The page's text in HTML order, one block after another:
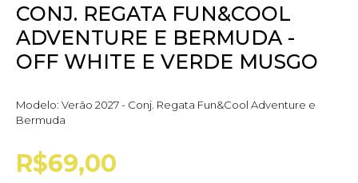
CONJ. REGATA FUN&COOL
ADVENTURE E BERMUDA -
OFF WHITE E VERDE MUSGO
Modelo: Verão 2027 - Conj. Regata Fun&Cool Adventure e
Bermuda
R$69,00